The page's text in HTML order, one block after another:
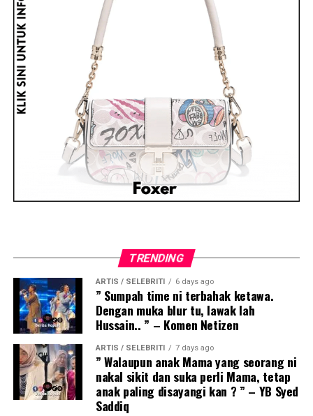
TRENDING
ARTIS / SELEBRITI 6 days ago
” Sumpah time ni terbahak ketawa.
Dengan muka blur tu, lawak lah
Hussain.. ” – Komen Netizen
ARTIS / SELEBRITI 7 days ago
” Walaupun anak Mama yang seorang ni
nakal sikit dan suka perli Mama, tetap
anak paling disayangi kan ? ” – YB Syed
Saddiq